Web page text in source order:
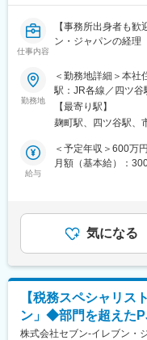
向上や均一化を進め
■キャリアパス：
ンスをリードするポ
変更の範囲：会社の
事業開発グループ
屋2名、大阪2名、福
■当社について：
ＨＯＹＡグループで
に約380店舗の直営
営しています。ＨＯ
の開発・製造も行い
しています。高付
店戦略、大胆なプロ
変更の範囲：会社の
仕事内容
【事務所出身者も
ン・ジャパンの経理
きな業務推進が可能】
■業務概要
経理・税務全般（
務調査対応）を担当
日常の決算業務に
い、各事業部と連携
■具体的な業務内容
＜税務関係業務＞
・法人税法、消費
・税務調査対応
・税理士事務所との
＜税効果会計＞
・決算時における税
勤務地
＜勤務地詳細＞本社
駅：JR各線／四ツ
会社の定める事業所
【最寄り駅】
麹町駅、四ツ谷駅、
給与
＜予定年収＞600万
月額（基本給）：
年収は本配属後の給
す。※残業代別途支
12月）賃金はあくま
る可能性があります
気になる
【税務スペシャリス
ン」◆部門を超えた
株式会社セブン-イレブン・